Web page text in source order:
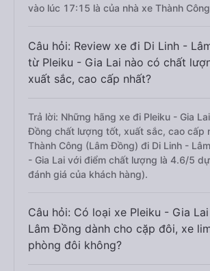
vào lúc 17:15 là của nhà xe Thành
Câu hỏi: Review xe đi Di Linh -
từ Pleiku - Gia Lai nào có chất
xuất sắc, cao cấp nhất?
Trả lời: Những hãng xe đi Pleiku - Gia
Đồng chất lượng tốt, xuất sắc, cao cấp
Thành Công (Lâm Đồng) đi Di Linh -
- Gia Lai với điểm chất lượng là 4.6/5
đánh giá của khách hàng).
Câu hỏi: Có loại xe Pleiku - Gia
Lâm Đồng dành cho cặp đôi, xe
phòng đôi không?